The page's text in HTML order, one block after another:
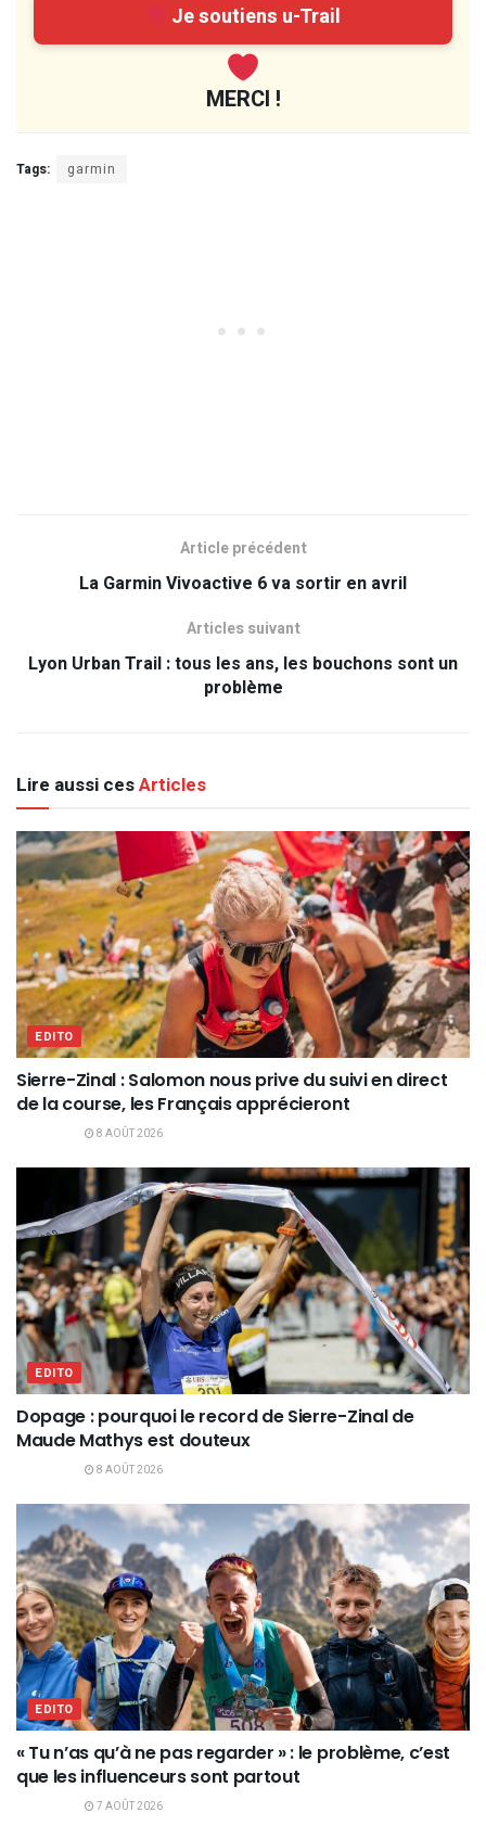
Je soutiens u-Trail
MERCI !
Tags: garmin
Article précédent
La Garmin Vivoactive 6 va sortir en avril
Articles suivant
Lyon Urban Trail : tous les ans, les bouchons sont un
problème
Lire aussi cesArticles
EDITO
Sierre-Zinal : Salomon nous prive du suivi en direct
de la course, les Français apprécieront
8 AOÛT 2026
EDITO
Dopage : pourquoi le record de Sierre-Zinal de
Maude Mathys est douteux
8 AOÛT 2026
EDITO
« Tu n’as qu’à ne pas regarder » : le problème, c’est
que les influenceurs sont partout
7 AOÛT 2026